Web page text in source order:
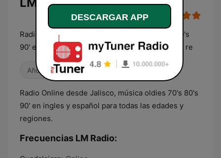
Radiodifusora de Jalisco, música oldies 70's 80's
90' en ingles y español para todas las edades y re
Años 80 Antiguas Años 90
Radio Online desde Jalisco, música oldies 70's 80's
90' en ingles y español para todas las edades y
regiones.
Frecuencias LM Radio:
DESCARGAR APP